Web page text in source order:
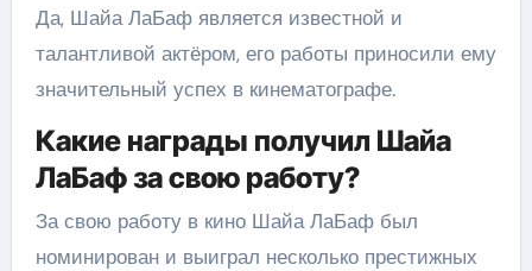
Да, Шайа ЛаБаф является известной и
талантливой актёром, его работы приносили ему
значительный успех в кинематографе.
Какие награды получил Шайа
ЛаБаф за свою работу?
За свою работу в кино Шайа ЛаБаф был
номинирован и выиграл несколько престижных